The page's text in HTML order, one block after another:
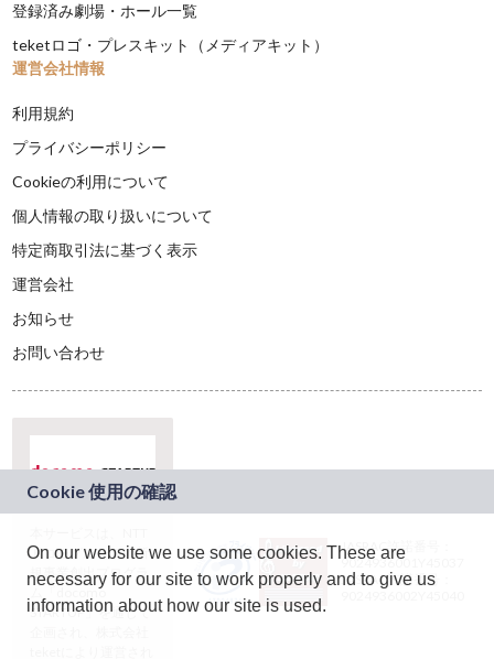
登録済み劇場・ホール一覧
teketロゴ・プレスキット（メディアキット）
運営会社情報
利用規約
プライバシーポリシー
Cookieの利用について
個人情報の取り扱いについて
特定商取引法に基づく表示
運営会社
お知らせ
お問い合わせ
ドコモグループの新
規事業創出プログラ
ム「docomo
STARTUP」を通じて
JASRAC許諾番号：
9024936001Y45037
JASRAC許諾番号：
On our website we use some cookies. These are
necessary for our site to work properly and to give us
information about how our site is used.